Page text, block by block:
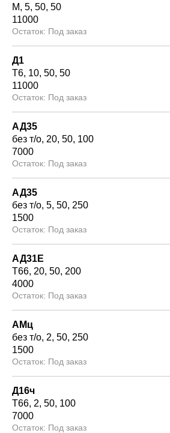
М 5 50 50
11000
Под заказ
Д1
Т6 10 50 50
11000
Под заказ
АД35
без т/о 20 50 100
7000
Под заказ
АД35
без т/о 5 50 250
1500
Под заказ
АД31Е
Т66 20 50 200
4000
Под заказ
АМц
без т/о 2 50 250
1500
Под заказ
Д16ч
Т66 2 50 100
7000
Под заказ